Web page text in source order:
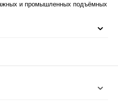
и промышленных подъёмных